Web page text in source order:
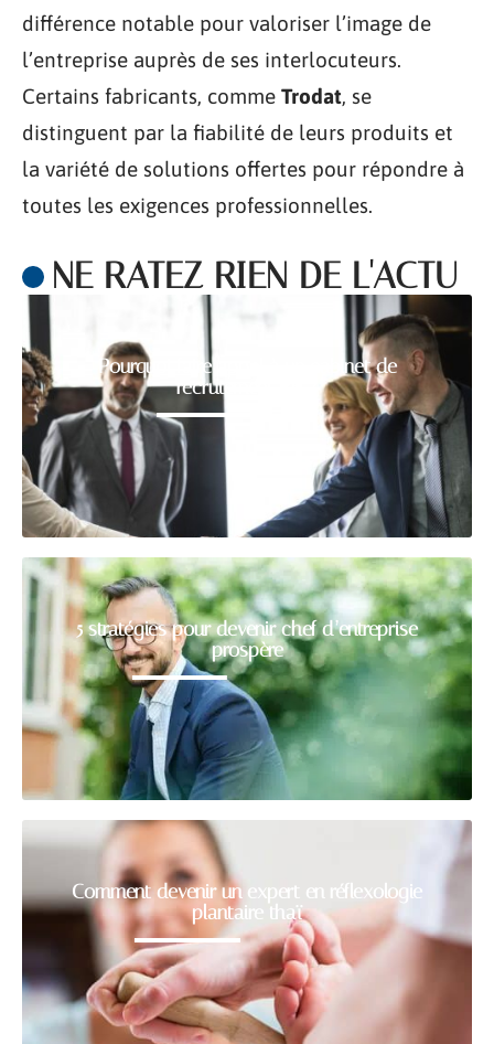
différence notable pour valoriser l’image de
l’entreprise auprès de ses interlocuteurs.
Certains fabricants, comme Trodat, se
distinguent par la fiabilité de leurs produits et
la variété de solutions offertes pour répondre à
toutes les exigences professionnelles.
NE RATEZ RIEN DE L'ACTU
Pourquoi faire appel à un cabinet de
recrutement RH ?
5 stratégies pour devenir chef d’entreprise
prospère
Comment devenir un expert en réflexologie
plantaire thaï